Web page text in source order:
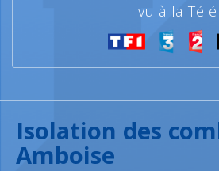
vu à la Télé
Isolation des
Amboise